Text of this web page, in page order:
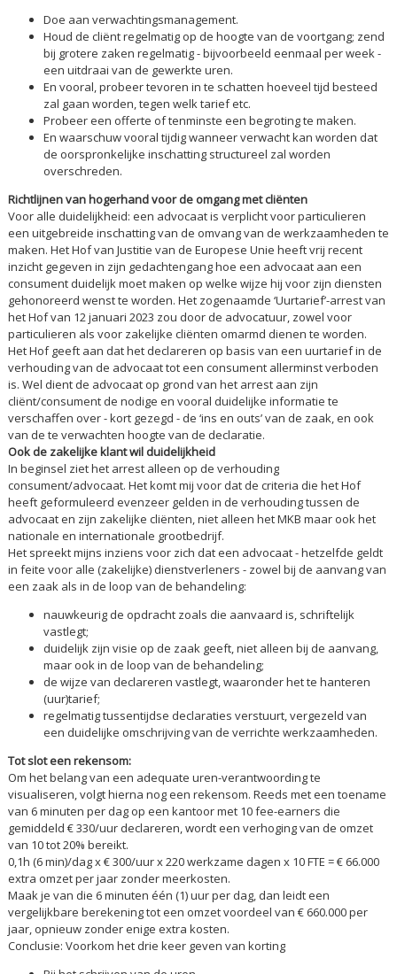
Doe aan verwachtingsmanagement.
Houd de cliënt regelmatig op de hoogte van de voortgang; zend
bij grotere zaken regelmatig - bijvoorbeeld eenmaal per week -
een uitdraai van de gewerkte uren.
En vooral, probeer tevoren in te schatten hoeveel tijd besteed
zal gaan worden, tegen welk tarief etc.
Probeer een offerte of tenminste een begroting te maken.
En waarschuw vooral tijdig wanneer verwacht kan worden dat
de oorspronkelijke inschatting structureel zal worden
overschreden.
Richtlijnen van hogerhand voor de omgang met cliënten
Voor alle duidelijkheid: een advocaat is verplicht voor particulieren
een uitgebreide inschatting van de omvang van de werkzaamheden te
maken. Het Hof van Justitie van de Europese Unie heeft vrij recent
inzicht gegeven in zijn gedachtengang hoe een advocaat aan een
consument duidelijk moet maken op welke wijze hij voor zijn diensten
gehonoreerd wenst te worden. Het zogenaamde ‘Uurtarief’-arrest van
het Hof van 12 januari 2023 zou door de advocatuur, zowel voor
particulieren als voor zakelijke cliënten omarmd dienen te worden.
Het Hof geeft aan dat het declareren op basis van een uurtarief in de
verhouding van de advocaat tot een consument allerminst verboden
is. Wel dient de advocaat op grond van het arrest aan zijn
cliënt/consument de nodige en vooral duidelijke informatie te
verschaffen over - kort gezegd - de ‘ins en outs’ van de zaak, en ook
van de te verwachten hoogte van de declaratie.
Ook de zakelijke klant wil duidelijkheid
In beginsel ziet het arrest alleen op de verhouding
consument/advocaat. Het komt mij voor dat de criteria die het Hof
heeft geformuleerd evenzeer gelden in de verhouding tussen de
advocaat en zijn zakelijke cliënten, niet alleen het MKB maar ook het
nationale en internationale grootbedrijf.
Het spreekt mijns inziens voor zich dat een advocaat - hetzelfde geldt
in feite voor alle (zakelijke) dienstverleners - zowel bij de aanvang van
een zaak als in de loop van de behandeling:
nauwkeurig de opdracht zoals die aanvaard is, schriftelijk
vastlegt;
duidelijk zijn visie op de zaak geeft, niet alleen bij de aanvang,
maar ook in de loop van de behandeling;
de wijze van declareren vastlegt, waaronder het te hanteren
(uur)tarief;
regelmatig tussentijdse declaraties verstuurt, vergezeld van
een duidelijke omschrijving van de verrichte werkzaamheden.
Tot slot een rekensom:
Om het belang van een adequate uren-verantwoording te
visualiseren, volgt hierna nog een rekensom. Reeds met een toename
van 6 minuten per dag op een kantoor met 10 fee-earners die
gemiddeld € 330/uur declareren, wordt een verhoging van de omzet
van 10 tot 20% bereikt.
0,1h (6 min)/dag x € 300/uur x 220 werkzame dagen x 10 FTE = € 66.000
extra omzet per jaar zonder meerkosten.
Maak je van die 6 minuten één (1) uur per dag, dan leidt een
vergelijkbare berekening tot een omzet voordeel van € 660.000 per
jaar, opnieuw zonder enige extra kosten.
Conclusie: Voorkom het drie keer geven van korting